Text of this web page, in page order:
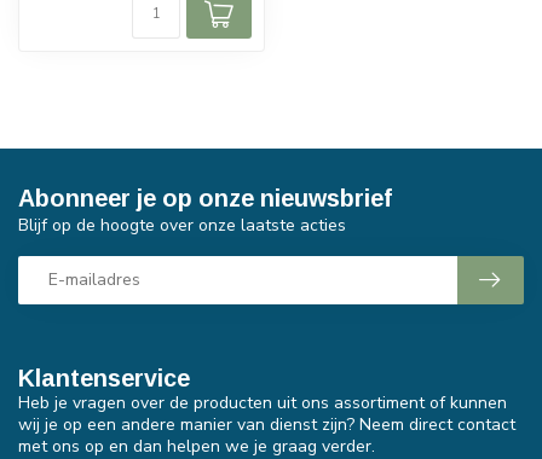
Klantenservice
Heb je vragen over de producten uit ons assortiment of kunnen
wij je op een andere manier van dienst zijn? Neem direct contact
met ons op en dan helpen we je graag verder.
Abonneer je op onze nieuwsbrief
Blijf op de hoogte over onze laatste acties